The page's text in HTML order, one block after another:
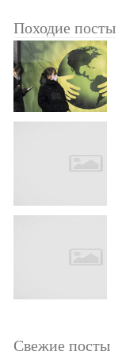
Походие посты
Свежие посты